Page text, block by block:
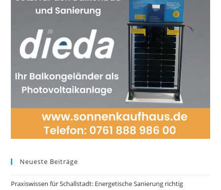
Neueste Beiträge
Praxiswissen für Schallstadt: Energetische Sanierung richtig